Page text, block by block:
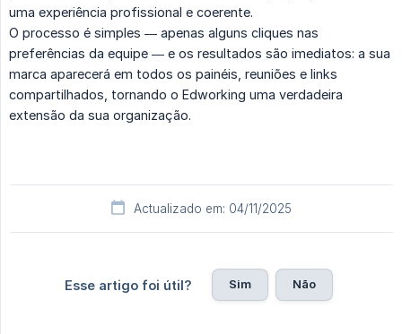
uma experiência profissional e coerente.
O processo é simples — apenas alguns cliques nas
preferências da equipe — e os resultados são imediatos: a sua
marca aparecerá em todos os painéis, reuniões e links
compartilhados, tornando o Edworking uma verdadeira
extensão da sua organização.
Actualizado em: 04/11/2025
Esse artigo foi útil? Sim Não